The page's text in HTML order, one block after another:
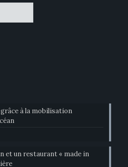
à la mobilisation
et un restaurant « made in